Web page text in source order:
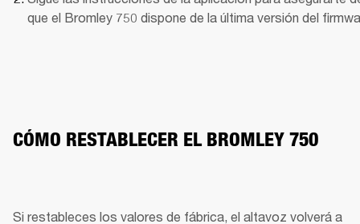
que el Bromley 750 dispone de la última versión del
CÓMO RESTABLECER EL BROMLEY 750
Si restableces los valores de fábrica, el altavoz volverá a